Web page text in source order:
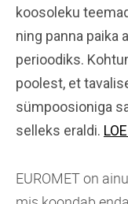
koosoleku
ning panna paika
perioodiks.
poolest, et
sümpoosioniga
selleks eraldi.
EUROMET on